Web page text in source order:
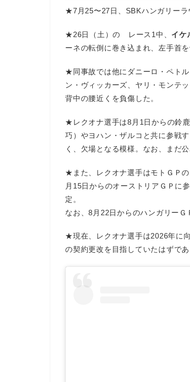
★7月25〜27日、SBKハンガリーラ
★26日（土）の レース1中、 イケ
ーネの転倒に巻き込まれ、左手首を
★同事故では他にダニーロ・ペト
ン・ヴィッカーズ、ヤリ・モンテ
背中の腰近くを負傷した。
★レクオナ選手は8月1日からの鈴
巧）やヨハン・ザルコと共に参戦
く、欠場となる模様。なお、まだ
★また、レクオナ選手はモトＧＰ
月15日からのオーストリアＧＰに
定。
なお、8月22日からのハンガリーＧ
★現在、レクオナ選手は2026年に
の契約更改を目指していたはずであ